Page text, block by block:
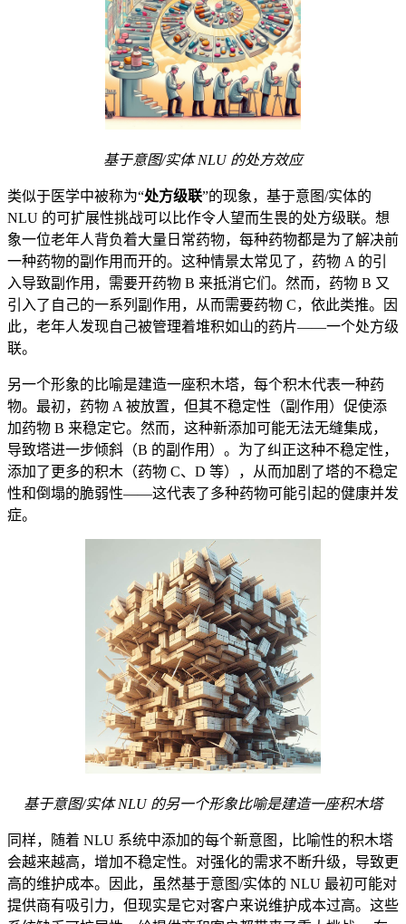
基于意图/实体 NLU 的处方效应
类似于医学中被称为“处方级联”的现象，基于意图/实体的
NLU 的可扩展性挑战可以比作令人望而生畏的处方级联。想
象一位老年人背负着大量日常药物，每种药物都是为了解决前
一种药物的副作用而开的。这种情景太常见了，药物 A 的引
入导致副作用，需要开药物 B 来抵消它们。然而，药物 B 又
引入了自己的一系列副作用，从而需要药物 C，依此类推。因
此，老年人发现自己被管理着堆积如山的药片——一个处方级
联。
另一个形象的比喻是建造一座积木塔，每个积木代表一种药
物。最初，药物 A 被放置，但其不稳定性（副作用）促使添
加药物 B 来稳定它。然而，这种新添加可能无法无缝集成，
导致塔进一步倾斜（B 的副作用）。为了纠正这种不稳定性，
添加了更多的积木（药物 C、D 等），从而加剧了塔的不稳定
性和倒塌的脆弱性——这代表了多种药物可能引起的健康并发
症。
基于意图/实体 NLU 的另一个形象比喻是建造一座积木塔
同样，随着 NLU 系统中添加的每个新意图，比喻性的积木塔
会越来越高，增加不稳定性。对强化的需求不断升级，导致更
高的维护成本。因此，虽然基于意图/实体的 NLU 最初可能对
提供商有吸引力，但现实是它对客户来说维护成本过高。这些